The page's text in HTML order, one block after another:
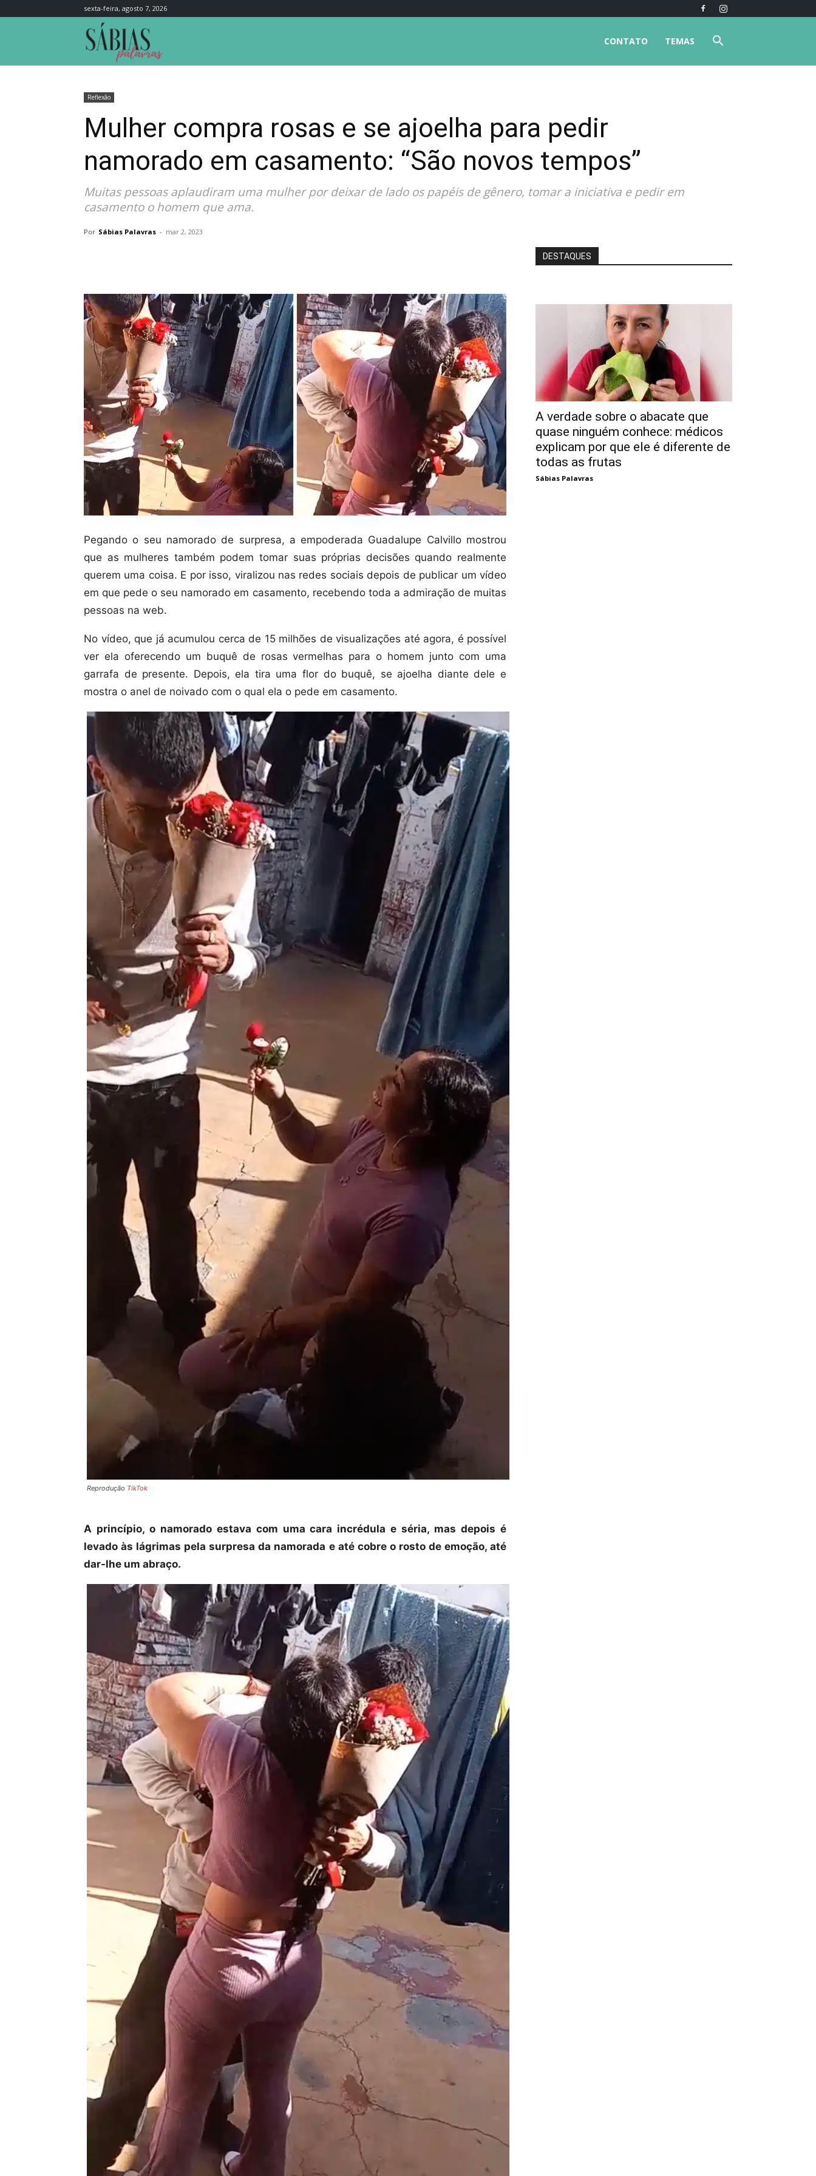
sexta-feira, agosto 7, 2026
TEMAS
CONTATO
Reflexão
Mulher compra rosas e se ajoelha para pedir
namorado em casamento: “São novos tempos”
Muitas pessoas aplaudiram uma mulher por deixar de lado os papéis de gênero, tomar a iniciativa e pedir em
casamento o homem que ama.
Por Sábias Palavras - mar 2, 2023
Pegando o seu namorado de surpresa, a empoderada Guadalupe Calvillo mostrou
que as mulheres também podem tomar suas próprias decisões quando realmente
querem uma coisa. E por isso, viralizou nas redes sociais depois de publicar um vídeo
em que pede o seu namorado em casamento, recebendo toda a admiração de muitas
pessoas na web.
No vídeo, que já acumulou cerca de 15 milhões de visualizações até agora, é possível
ver ela oferecendo um buquê de rosas vermelhas para o homem junto com uma
garrafa de presente. Depois, ela tira uma flor do buquê, se ajoelha diante dele e
mostra o anel de noivado com o qual ela o pede em casamento.
Reprodução TikTok
A princípio, o namorado estava com uma cara incrédula e séria, mas depois é
levado às lágrimas pela surpresa da namorada e até cobre o rosto de emoção, até
dar-lhe um abraço.
DESTAQUES
A verdade sobre o abacate que
quase ninguém conhece: médicos
explicam por que ele é diferente de
todas as frutas
Sábias Palavras